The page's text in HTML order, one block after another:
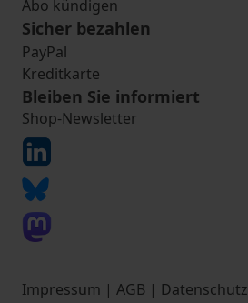
Abo kündigen
Sicher bezahlen
PayPal
Kreditkarte
Bleiben Sie informiert
Shop-Newsletter
Impressum | AGB | Datenschutz